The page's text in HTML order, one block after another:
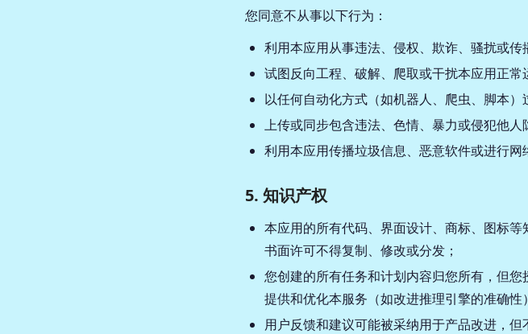
您同意不从事以下行为：
利用本应用从事违法、侵权、欺诈、骚扰或传
试图反向工程、破解、爬取或干扰本应用正常
以任何自动化方式（如机器人、爬虫、脚本）
上传或同步包含违法、色情、暴力或侵犯他人
利用本应用传播垃圾信息、恶意软件或进行网
5. 知识产权
本应用的所有代码、界面设计、商标、图标
书面许可不得复制、修改或分发；
您创建的所有任务和计划内容归您所有，但
提供和优化本服务（如改进推理引擎的准确性
用户反馈和建议可能被采纳用于产品改进，但